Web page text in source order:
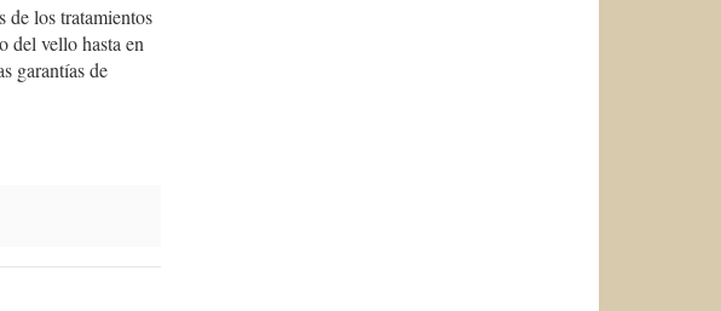
de los tratamientos
del vello hasta en
garantías de